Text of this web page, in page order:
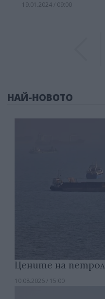
19.01.2024 / 09:00
НАЙ-НОВОТО
Цените на
10.08.2026 / 15:00